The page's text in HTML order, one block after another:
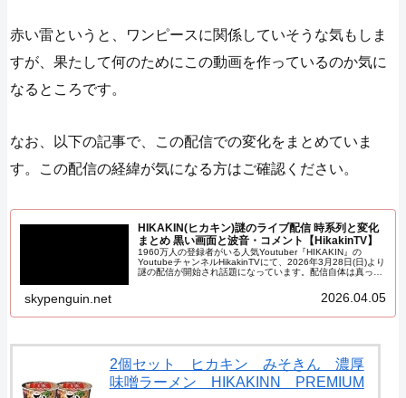
赤い雷というと、ワンピースに関係していそうな気もしま
すが、果たして何のためにこの動画を作っているのか気に
なるところです。
なお、以下の記事で、この配信での変化をまとめていま
す。この配信の経緯が気になる方はご確認ください。
HIKAKIN(ヒカキン)謎のライブ配信 時系列と変化
まとめ 黒い画面と波音・コメント【HikakinTV】
1960万人の登録者がいる人気Youtuber『HIKAKIN』の
YoutubeチャンネルHikakinTVにて、2026年3月28日(日)より
謎の配信が開始され話題になっています。配信自体は真っ暗
がないのですが、この記事ではその中で時折ある変化をまと
skypenguin.net 2026.04.05
2個セット ヒカキン みそきん 濃厚
味噌ラーメン HIKAKINN PREMIUM